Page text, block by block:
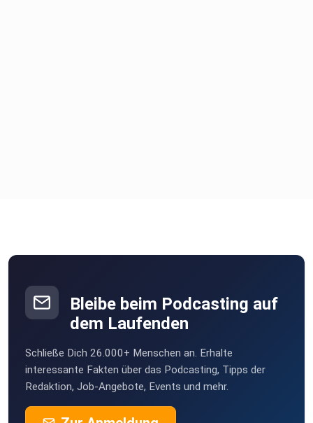
Bleibe beim Podcasting auf
dem Laufenden
Schließe Dich 26.000+ Menschen an. Erhalte
interessante Fakten über das Podcasting, Tipps der
Redaktion, Job-Angebote, Events und mehr.